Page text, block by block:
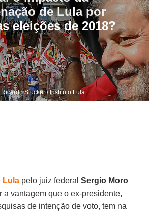
de Lula por
eleições de 2018?
Stuckert/ Instituto Lula
Lula pelo juiz federalSergio Moro
a vantagem que o ex-presidente,
de intenção de voto, tem na